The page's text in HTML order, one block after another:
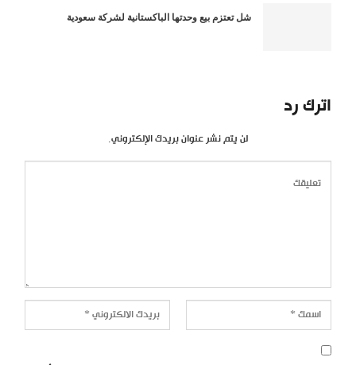
شل تعتزم بيع وحدتها الباكستانية لشركة سعودية
اترك رد
لن يتم نشر عنوان بريدك الإلكتروني.